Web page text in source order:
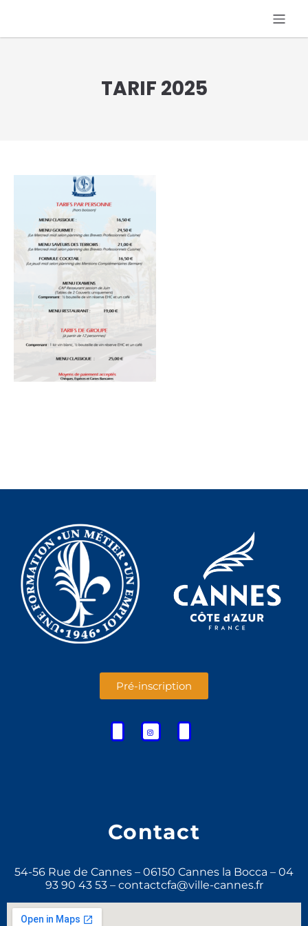
TARIF 2025
Pré-inscription
Contact
54-56 Rue de Cannes – 06150 Cannes la Bocca – 04
93 90 43 53 – contactcfa@ville-cannes.fr